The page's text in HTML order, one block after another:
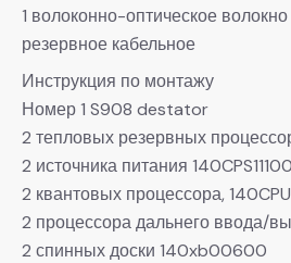
1 волоконно-оптическое
резервное кабельное
Инструкция по монтажу
Номер 1 S908 destator
2 тепловых резервных
2 источника питания 140CPS11100
2 квантовых процессора,
2 процессора дальнего ввода/
2 спинных доски 140xb00600